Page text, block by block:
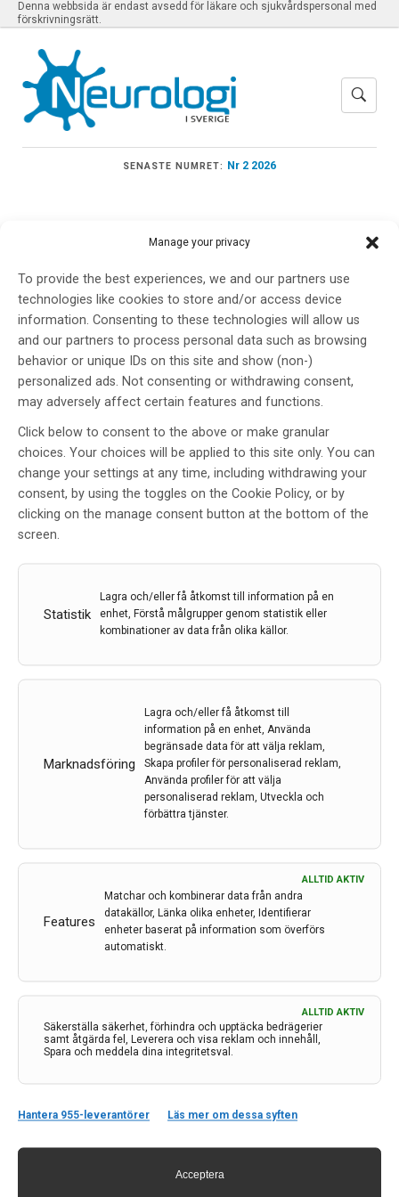
Manage your privacy
To provide the best experiences, we and our partners use
technologies like cookies to store and/or access device
information. Consenting to these technologies will allow us
and our partners to process personal data such as browsing
behavior or unique IDs on this site and show (non-)
personalized ads. Not consenting or withdrawing consent,
may adversely affect certain features and functions.
Click below to consent to the above or make granular
choices. Your choices will be applied to this site only. You can
change your settings at any time, including withdrawing your
consent, by using the toggles on the Cookie Policy, or by
clicking on the manage consent button at the bottom of the
screen.
Statistik
Lagra och/eller få åtkomst till information på en
enhet, Förstå målgrupper genom statistik eller
kombinationer av data från olika källor.
Marknadsföring
Lagra och/eller få åtkomst till
information på en enhet, Använda
begränsade data för att välja reklam,
Skapa profiler för personaliserad reklam,
Använda profiler för att välja
personaliserad reklam, Utveckla och
förbättra tjänster.
Features
ALLTID AKTIV
Matchar och kombinerar data från andra
datakällor, Länka olika enheter, Identifierar
enheter baserat på information som överförs
automatiskt.
Säkerställa säkerhet, förhindra och upptäcka bedrägerier
samt åtgärda fel, Leverera och visa reklam och innehåll,
Spara och meddela dina integritetsval.
ALLTID AKTIV
Hantera 955-leverantörer Läs mer om dessa syften
Acceptera
Denna webbsida är endast avsedd för läkare och sjukvårdspersonal med
förskrivningsrätt.
SENASTE NUMRET: Nr 2 2026
VALTER NIEMELÄ
Sjukdomsmarkörer för
Huntingtons sjukdom
17 feb 2021
CAG-repetitioner ,Huntingtons sjukdom
sjukdomsaktivitet vid Huntingtons sjukdom. I denna
artikel berättar Valter […]
Kontakt
Hagaplan 4